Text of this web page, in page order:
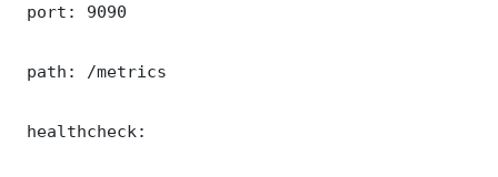
port: 9090
path: /metrics
healthcheck: